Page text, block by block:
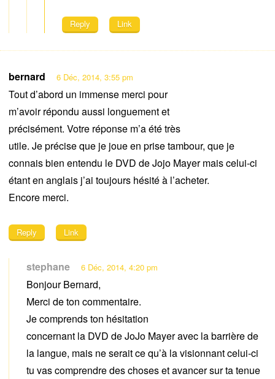
Reply Link
bernard 6 Déc, 2014, 3:55 pm
Tout d’abord un immense merci pour
m’avoir répondu aussi longuement et
précisément. Votre réponse m’a été très
utile. Je précise que je joue en prise tambour, que je
connais bien entendu le DVD de Jojo Mayer mais celui-ci
étant en anglais j’ai toujours hésité à l’acheter.
Encore merci.
Reply Link
stephane 6 Déc, 2014, 4:20 pm
Bonjour Bernard,
Merci de ton commentaire.
Je comprends ton hésitation
concernant la DVD de JoJo Mayer avec la barrière de
la langue, mais ne serait ce qu’à la visionnant celui-ci
tu vas comprendre des choses et avancer sur ta tenue